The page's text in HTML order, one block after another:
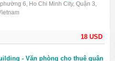
18 USD
6, Ho Chi Minh City, Quận 3,
- Văn phòng cho thuê quận